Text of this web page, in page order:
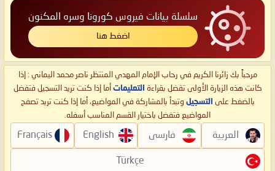
سلسلة بيانات فيروس كورونا وسره المكنون
اضغط هنا
مرحباً بك زائرنا الكريم في رحاب الإمام المهدي المنتظر ناصر محمد اليماني : إذا
كانت هذه الزيارة الأولى تفضل بقراءة التعليمات أما إذا كنت تريد التسجيل فتفضل
بالضغط على التسجيل وتبدأ بالمشاركة في المواضيع، أما إذا كنت تريد تصفح
المواضيع فتفضل باختيار القسم المناسب أسفله.
العربية فارسی English
Français
Türkçe